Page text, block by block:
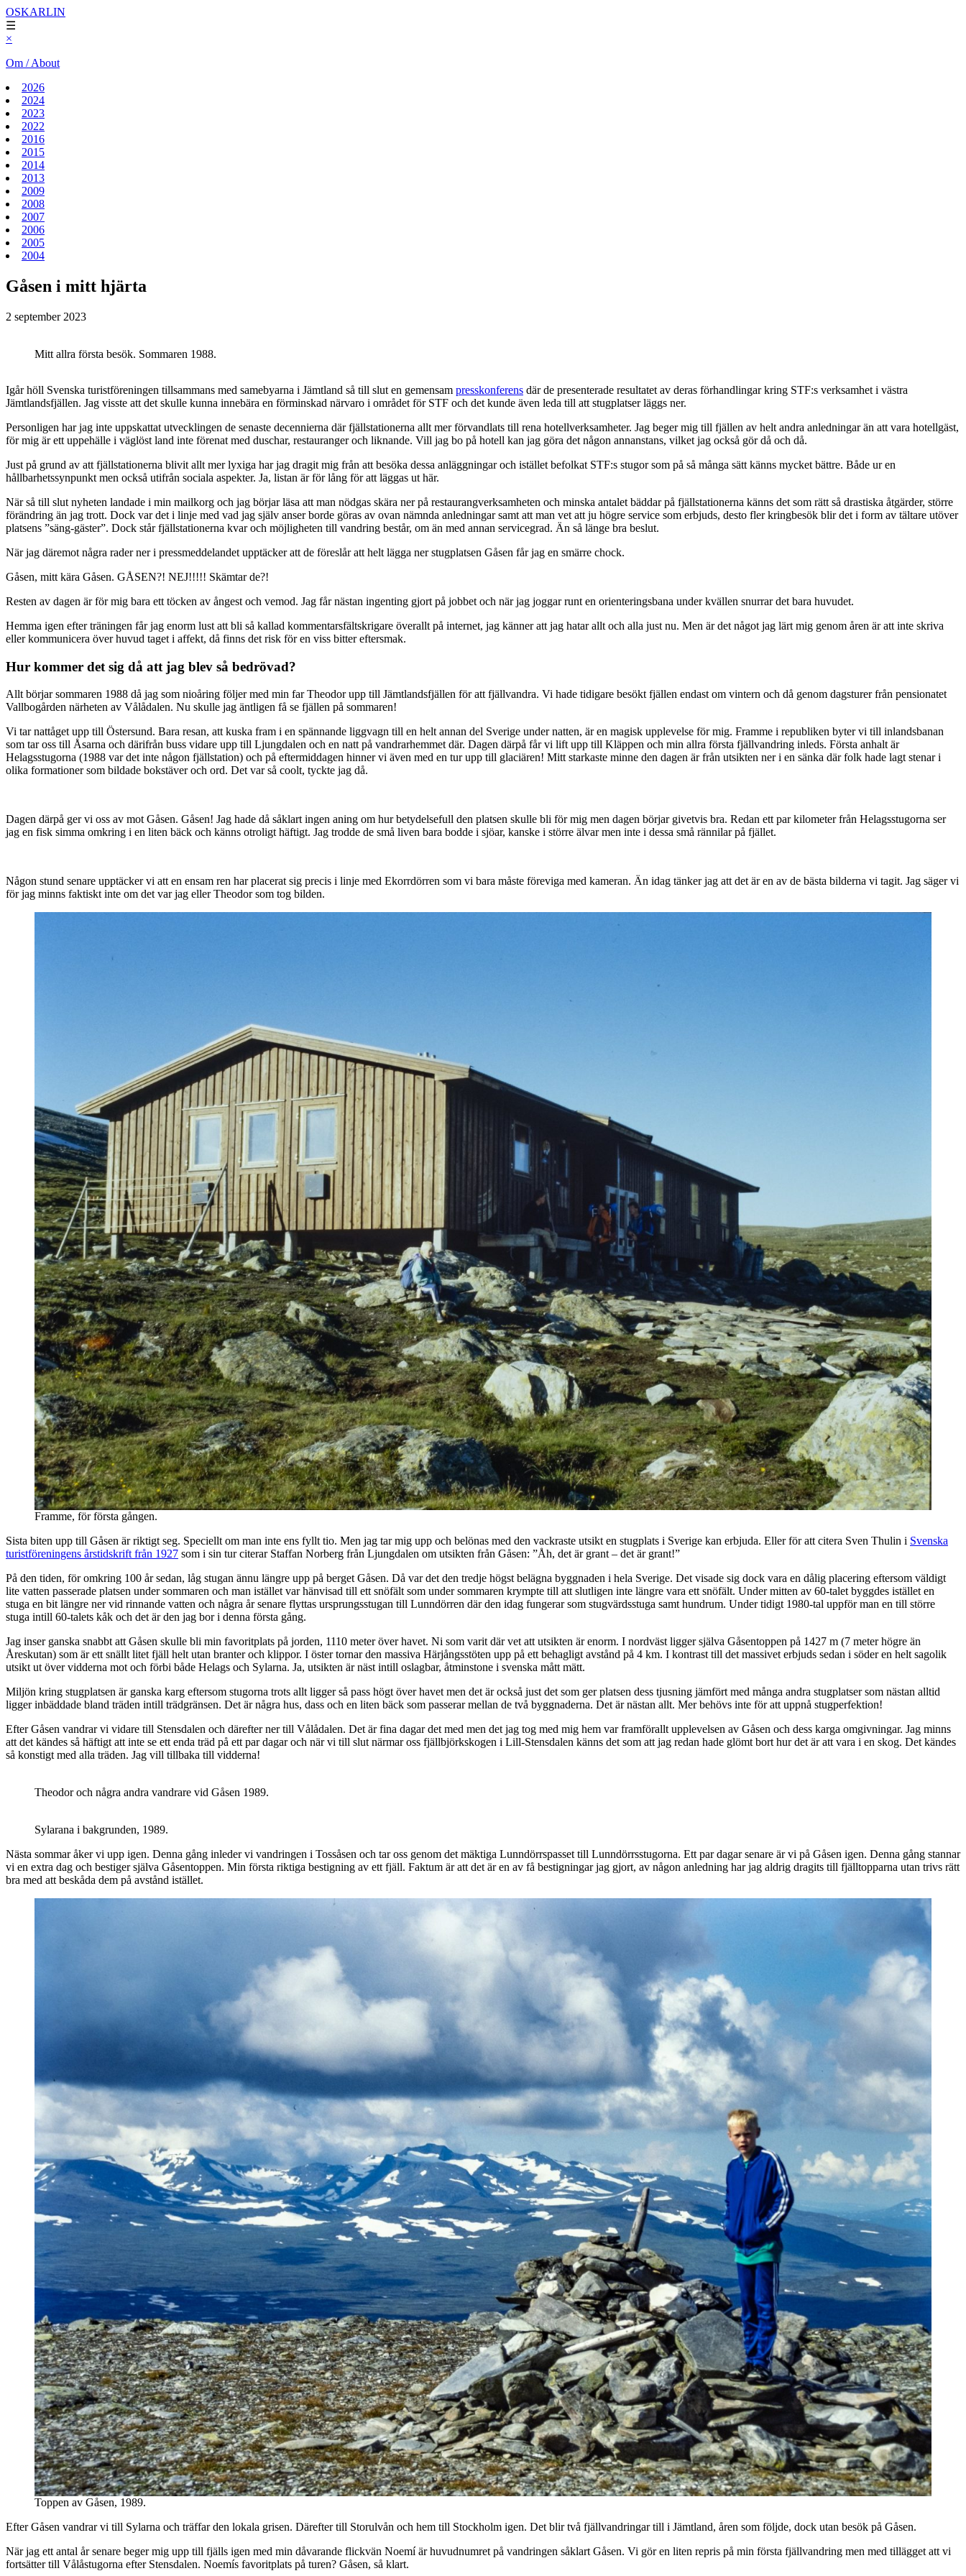
OSKARLIN
☰
×
Om / About
2026
2024
2023
2022
2016
2015
2014
2013
2009
2008
2007
2006
2005
2004
Gåsen i mitt hjärta
2 september 2023
Mitt allra första besök. Sommaren 1988.
Igår höll Svenska turistföreningen tillsammans med samebyarna i Jämtland så till slut en gemensam presskonferens där de presenterade resultatet av deras förhandlingar kring STF:s verksamhet i västra
Jämtlandsfjällen. Jag visste att det skulle kunna innebära en förminskad närvaro i området för STF och det kunde även leda till att stugplatser läggs ner.
Personligen har jag inte uppskattat utvecklingen de senaste decennierna där fjällstationerna allt mer förvandlats till rena hotellverksamheter. Jag beger mig till fjällen av helt andra anledningar än att vara hotellgäst,
för mig är ett uppehälle i väglöst land inte förenat med duschar, restauranger och liknande. Vill jag bo på hotell kan jag göra det någon annanstans, vilket jag också gör då och då.
Just på grund av att fjällstationerna blivit allt mer lyxiga har jag dragit mig från att besöka dessa anläggningar och istället befolkat STF:s stugor som på så många sätt känns mycket bättre. Både ur en
hållbarhetssynpunkt men också utifrån sociala aspekter. Ja, listan är för lång för att läggas ut här.
När så till slut nyheten landade i min mailkorg och jag börjar läsa att man nödgas skära ner på restaurangverksamheten och minska antalet bäddar på fjällstationerna känns det som rätt så drastiska åtgärder, större
förändring än jag trott. Dock var det i linje med vad jag själv anser borde göras av ovan nämnda anledningar samt att man vet att ju högre service som erbjuds, desto fler kringbesök blir det i form av tältare utöver
platsens ”säng-gäster”. Dock står fjällstationerna kvar och möjligheten till vandring består, om än med annan servicegrad. Än så länge bra beslut.
När jag däremot några rader ner i pressmeddelandet upptäcker att de föreslår att helt lägga ner stugplatsen Gåsen får jag en smärre chock.
Gåsen, mitt kära Gåsen. GÅSEN?! NEJ!!!!! Skämtar de?!
Resten av dagen är för mig bara ett töcken av ångest och vemod. Jag får nästan ingenting gjort på jobbet och när jag joggar runt en orienteringsbana under kvällen snurrar det bara huvudet.
Hemma igen efter träningen får jag enorm lust att bli så kallad kommentarsfältskrigare överallt på internet, jag känner att jag hatar allt och alla just nu. Men är det något jag lärt mig genom åren är att inte skriva
eller kommunicera över huvud taget i affekt, då finns det risk för en viss bitter eftersmak.
Hur kommer det sig då att jag blev så bedrövad?
Allt börjar sommaren 1988 då jag som nioåring följer med min far Theodor upp till Jämtlandsfjällen för att fjällvandra. Vi hade tidigare besökt fjällen endast om vintern och då genom dagsturer från pensionatet
Vallbogården närheten av Vålådalen. Nu skulle jag äntligen få se fjällen på sommaren!
Vi tar nattåget upp till Östersund. Bara resan, att kuska fram i en spännande liggvagn till en helt annan del Sverige under natten, är en magisk upplevelse för mig. Framme i republiken byter vi till inlandsbanan
som tar oss till Åsarna och därifrån buss vidare upp till Ljungdalen och en natt på vandrarhemmet där. Dagen därpå får vi lift upp till Kläppen och min allra första fjällvandring inleds. Första anhalt är
Helagsstugorna (1988 var det inte någon fjällstation) och på eftermiddagen hinner vi även med en tur upp till glaciären! Mitt starkaste minne den dagen är från utsikten ner i en sänka där folk hade lagt stenar i
olika formationer som bildade bokstäver och ord. Det var så coolt, tyckte jag då.
Dagen därpå ger vi oss av mot Gåsen. Gåsen! Jag hade då såklart ingen aning om hur betydelsefull den platsen skulle bli för mig men dagen börjar givetvis bra. Redan ett par kilometer från Helagsstugorna ser
jag en fisk simma omkring i en liten bäck och känns otroligt häftigt. Jag trodde de små liven bara bodde i sjöar, kanske i större älvar men inte i dessa små rännilar på fjället.
Någon stund senare upptäcker vi att en ensam ren har placerat sig precis i linje med Ekorrdörren som vi bara måste föreviga med kameran. Än idag tänker jag att det är en av de bästa bilderna vi tagit. Jag säger vi
för jag minns faktiskt inte om det var jag eller Theodor som tog bilden.
Framme, för första gången.
Sista biten upp till Gåsen är riktigt seg. Speciellt om man inte ens fyllt tio. Men jag tar mig upp och belönas med den vackraste utsikt en stugplats i Sverige kan erbjuda. Eller för att citera Sven Thulin i Svenska
turistföreningens årstidskrift från 1927 som i sin tur citerar Staffan Norberg från Ljungdalen om utsikten från Gåsen: ”Åh, det är grant – det är grant!”
På den tiden, för omkring 100 år sedan, låg stugan ännu längre upp på berget Gåsen. Då var det den tredje högst belägna byggnaden i hela Sverige. Det visade sig dock vara en dålig placering eftersom väldigt
lite vatten passerade platsen under sommaren och man istället var hänvisad till ett snöfält som under sommaren krympte till att slutligen inte längre vara ett snöfält. Under mitten av 60-talet byggdes istället en
stuga en bit längre ner vid rinnande vatten och några år senare flyttas ursprungsstugan till Lunndörren där den idag fungerar som stugvärdsstuga samt hundrum. Under tidigt 1980-tal uppför man en till större
stuga intill 60-talets kåk och det är den jag bor i denna första gång.
Jag inser ganska snabbt att Gåsen skulle bli min favoritplats på jorden, 1110 meter över havet. Ni som varit där vet att utsikten är enorm. I nordväst ligger själva Gåsentoppen på 1427 m (7 meter högre än
Åreskutan) som är ett snällt litet fjäll helt utan branter och klippor. I öster tornar den massiva Härjångsstöten upp på ett behagligt avstånd på 4 km. I kontrast till det massivet erbjuds sedan i söder en helt sagolik
utsikt ut över vidderna mot och förbi både Helags och Sylarna. Ja, utsikten är näst intill oslagbar, åtminstone i svenska mått mätt.
Miljön kring stugplatsen är ganska karg eftersom stugorna trots allt ligger så pass högt över havet men det är också just det som ger platsen dess tjusning jämfört med många andra stugplatser som nästan alltid
ligger inbäddade bland träden intill trädgränsen. Det är några hus, dass och en liten bäck som passerar mellan de två byggnaderna. Det är nästan allt. Mer behövs inte för att uppnå stugperfektion!
Efter Gåsen vandrar vi vidare till Stensdalen och därefter ner till Vålådalen. Det är fina dagar det med men det jag tog med mig hem var framförallt upplevelsen av Gåsen och dess karga omgivningar. Jag minns
att det kändes så häftigt att inte se ett enda träd på ett par dagar och när vi till slut närmar oss fjällbjörkskogen i Lill-Stensdalen känns det som att jag redan hade glömt bort hur det är att vara i en skog. Det kändes
så konstigt med alla träden. Jag vill tillbaka till vidderna!
Theodor och några andra vandrare vid Gåsen 1989.
Sylarana i bakgrunden, 1989.
Nästa sommar åker vi upp igen. Denna gång inleder vi vandringen i Tossåsen och tar oss genom det mäktiga Lunndörrspasset till Lunndörrsstugorna. Ett par dagar senare är vi på Gåsen igen. Denna gång stannar
vi en extra dag och bestiger själva Gåsentoppen. Min första riktiga bestigning av ett fjäll. Faktum är att det är en av få bestigningar jag gjort, av någon anledning har jag aldrig dragits till fjälltopparna utan trivs rätt
bra med att beskåda dem på avstånd istället.
Toppen av Gåsen, 1989.
Efter Gåsen vandrar vi till Sylarna och träffar den lokala grisen. Därefter till Storulvån och hem till Stockholm igen. Det blir två fjällvandringar till i Jämtland, åren som följde, dock utan besök på Gåsen.
När jag ett antal år senare beger mig upp till fjälls igen med min dåvarande flickvän Noemí är huvudnumret på vandringen såklart Gåsen. Vi gör en liten repris på min första fjällvandring men med tillägget att vi
fortsätter till Vålåstugorna efter Stensdalen. Noemís favoritplats på turen? Gåsen, så klart.